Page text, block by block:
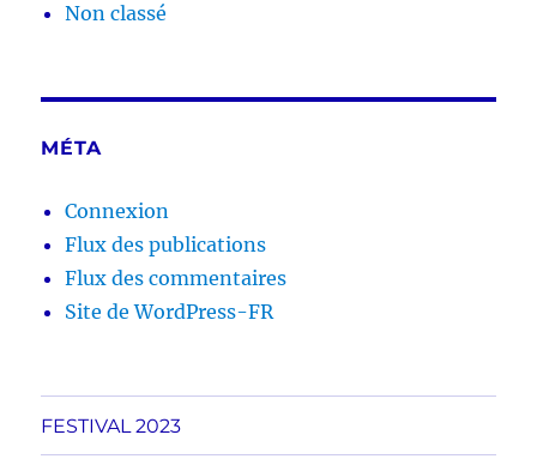
Non classé
MÉTA
Connexion
Flux des publications
Flux des commentaires
Site de WordPress-FR
FESTIVAL 2023